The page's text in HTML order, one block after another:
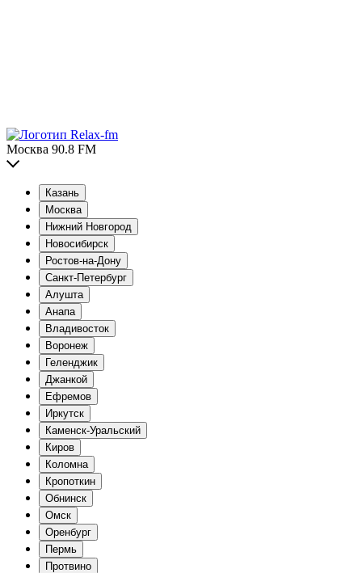
Москва 90.8 FM
Казань
Москва
Нижний Новгород
Новосибирск
Ростов-на-Дону
Санкт-Петербург
Алушта
Анапа
Владивосток
Воронеж
Геленджик
Джанкой
Ефремов
Иркутск
Каменск-Уральский
Киров
Коломна
Кропоткин
Обнинск
Омск
Оренбург
Пермь
Протвино